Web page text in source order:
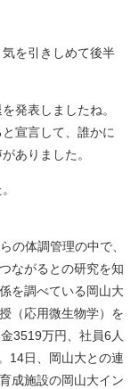
を引きしめて後半
発表しましたね。
宣言して、誰かに
ありました。
の体調管理の中で、
ながるとの研究を知
を調べている岡山大
（応用微生物学）を
3519万円、社員6人
14日、岡山大との連
成施設の岡山大イン